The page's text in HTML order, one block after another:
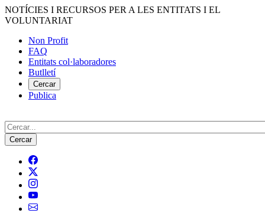
Vés
al
NOTÍCIES I RECURSOS PER A LES ENTITATS I EL
VOLUNTARIAT
Menú
del
compte
d'usuari
Non Profit
FAQ
Entitats col·laboradores
Butlletí
Cercar
Publica
Cerca